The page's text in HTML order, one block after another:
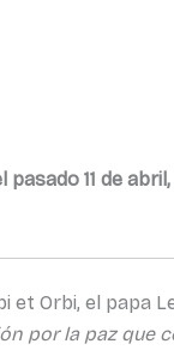
11 de
et Orbi, el papa
por la paz que